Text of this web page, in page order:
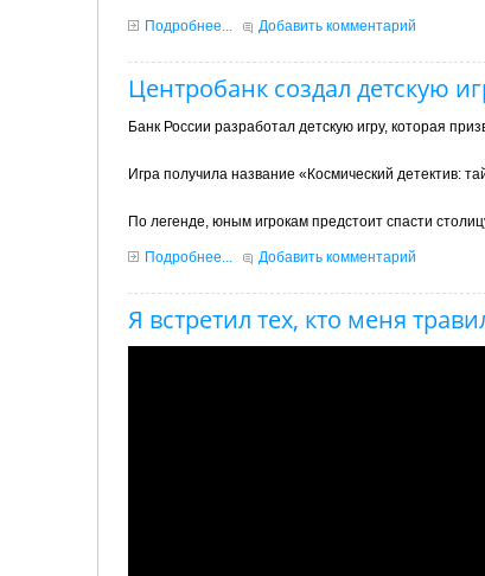
Подробнее... Добавить комментарий
Центробанк создал детскую
Банк России разработал детскую игру, которая
Игра получила название «Космический детектив:
По легенде, юным игрокам предстоит спасти
Подробнее... Добавить комментарий
Я встретил тех, кто меня